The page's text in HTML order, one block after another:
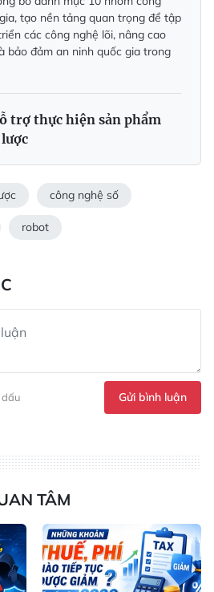
tạo nền tảng quan trọng để tập
các công nghệ lõi, nâng cao
bảo đảm an ninh quốc gia trong
trợ thực hiện sản phẩm
công nghệ số
robot
dấu Gửi bình luận
TÂM